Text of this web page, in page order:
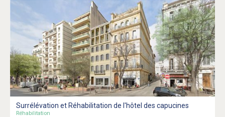
Surrélévation et Réhabilitation de l'hôtel des capucines
Réhabilitation